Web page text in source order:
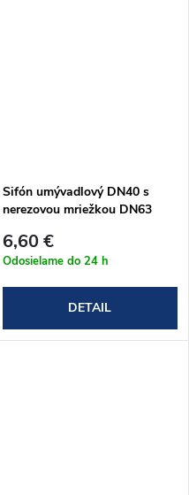
Sifón umývadlový DN40 s
nerezovou mriežkou DN63
6,60 €
Odosielame do 24 h
DETAIL